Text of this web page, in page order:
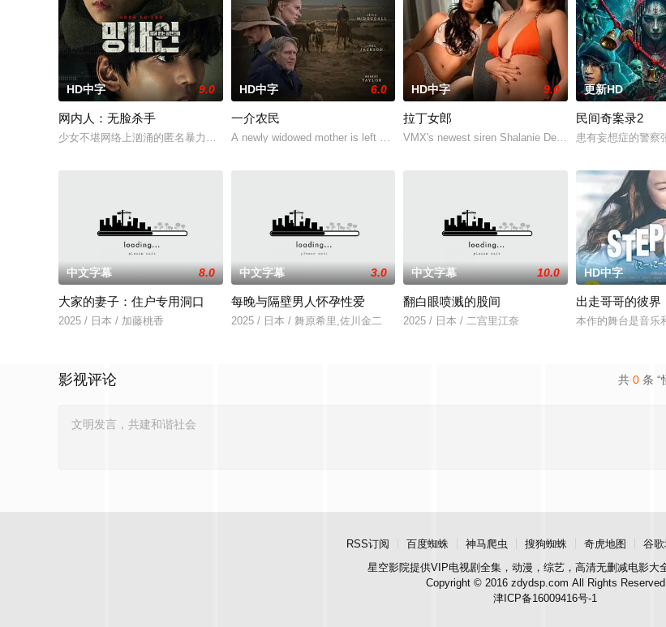
HD中字 9.0
网内人：无脸杀手
少女不堪网络上汹涌的匿名暴力，选择结束年轻的生命。悲愤的家属委托私家侦探追查真相，誓要找出躲在屏幕背后的始作俑者。
HD中字 6.0
一介农民
A newly widowed mother is left with the care of an alcoholic father-in-law and a
HD中字 9.0
拉丁女郎
VMX's newest siren Shalanie De Vera and Athena Red
更新HD
民间奇案录2
患有妄想症的警察
中文字幕 8.0
大家的妻子：住户专用洞口
2025 / 日本 / 加藤桃香
中文字幕 3.0
每晚与隔壁男人怀孕性爱
2025 / 日本 / 舞原希里,佐川金二
中文字幕 10.0
翻白眼喷溅的股间
2025 / 日本 / 二宫里江奈
HD中字
出走哥哥的彼界
本作的舞台是音乐
共 0 条 “
影视评论
RSS订阅 百度蜘蛛 神马爬虫 搜狗蜘蛛 奇虎地图 谷
星空影院提供VIP电视剧全集，动漫，综艺，高清无删减电影大
Copyright © 2016 zdydsp.com All Rights Reserved
津ICP备16009416号-1